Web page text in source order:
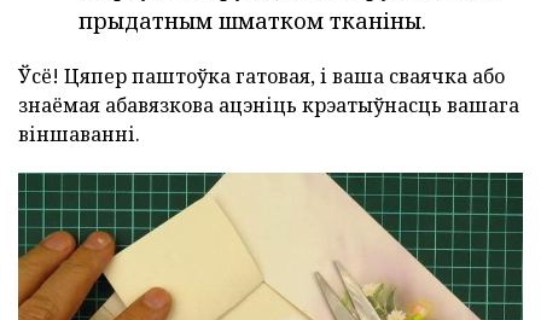
прыдатным шматком тканіны.
Ўсё! Цяпер паштоўка гатовая, і ваша сваячка або
знаёмая абавязкова ацэніць крэатыўнасць вашага
віншаванні.